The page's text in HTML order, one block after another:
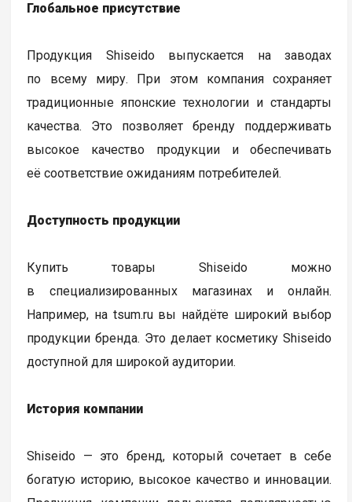
Глобальное присутствие
Продукция Shiseido выпускается на заводах
по всему миру. При этом компания сохраняет
традиционные японские технологии и стандарты
качества. Это позволяет бренду поддерживать
высокое качество продукции и обеспечивать
её соответствие ожиданиям потребителей.
Доступность продукции
Купить товары Shiseido можно
в специализированных магазинах и онлайн.
Например, на tsum.ru вы найдёте широкий выбор
продукции бренда. Это делает косметику Shiseido
доступной для широкой аудитории.
История компании
Shiseido — это бренд, который сочетает в себе
богатую историю, высокое качество и инновации.